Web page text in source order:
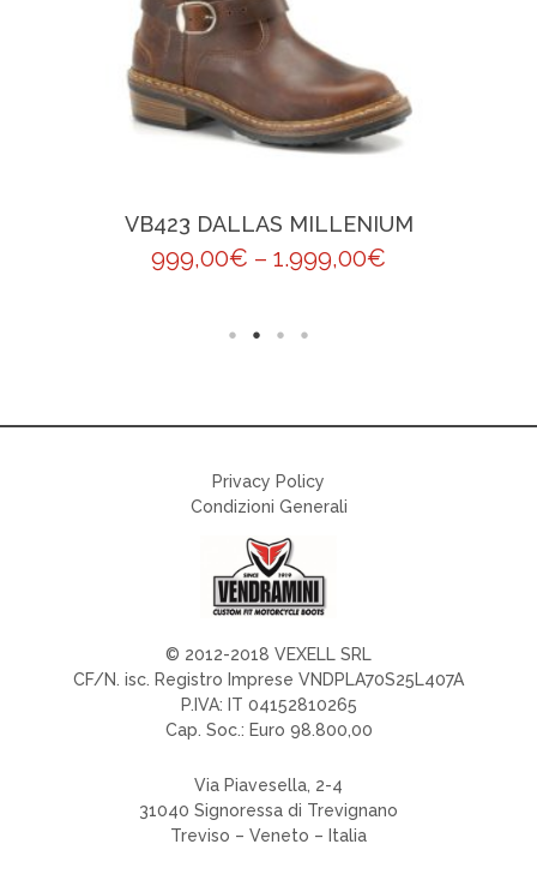
VB423 DALLAS MILLENIUM
999,00€ – 1.999,00€
Privacy Policy
Condizioni Generali
© 2012-2018 VEXELL SRL
CF/N. isc. Registro Imprese VNDPLA70S25L407A
P.IVA: IT 04152810265
Cap. Soc.: Euro 98.800,00
Via Piavesella, 2-4
31040 Signoressa di Trevignano
Treviso – Veneto – Italia